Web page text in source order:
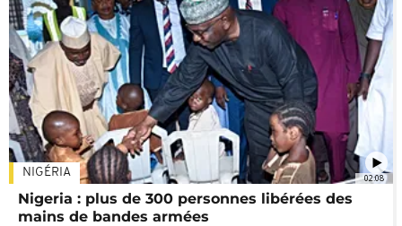
02:08
NIGÉRIA
Nigeria : plus de 300 personnes libérées des
mains de bandes armées